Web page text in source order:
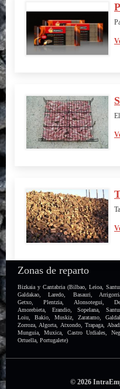
Zonas de reparto
Bizkaia y Cantabria (Bilbao, Leioa,
Galdakao, Laredo, Basauri,
Getxo, Plentzia, Alonsotegui,
Amorebieta, Erandio, Sopelana,
Loiu, Bakio, Muskiz, Zaratamo,
Zorroza, Algorta, Atxondo, Trapaga,
Munguia, Muxica, Castro Urdiales,
Ortuella, Portugalete)
© 2026